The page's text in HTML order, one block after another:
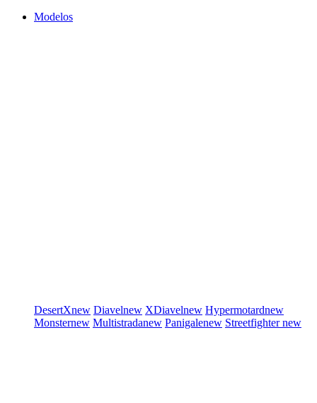
Modelos
DesertXnew Diavelnew XDiavelnew Hypermotardnew
Monsternew Multistradanew Panigalenew Streetfighternew